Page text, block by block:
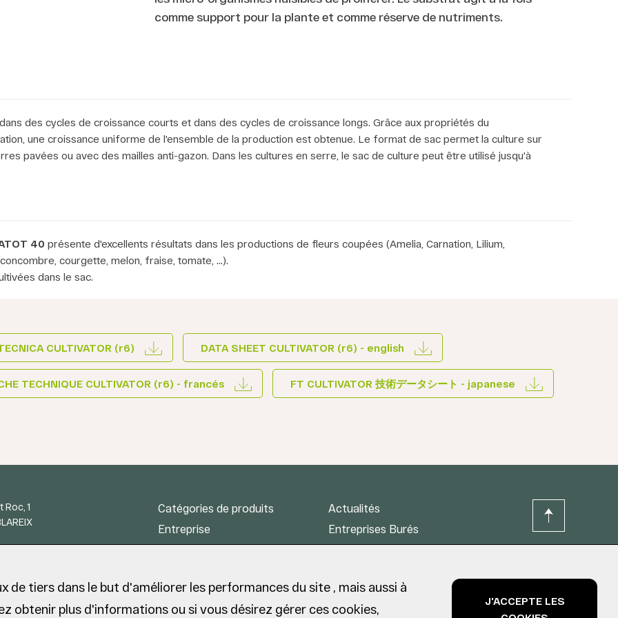
comme support pour la plante et comme réserve de nutriments.
des cycles de croissance courts et dans des cycles de croissance longs. Grâce aux propriétés du
une croissance uniforme de l'ensemble de la production est obtenue. Le format de sac permet la culture sur
pavées ou avec des mailles anti-gazon. Dans les cultures en serre, le sac de culture peut être utilisé jusqu'à
40 présente d'excellents résultats dans les productions de fleurs coupées (Amelia, Carnation, Lilium,
courgette, melon, fraise, tomate, ...).
dans le sac.
CULTIVATOR (r6) DATA SHEET CULTIVATOR (r6) - english
TECHNIQUE CULTIVATOR (r6) - francés FT CULTIVATOR 技術データシート - japanese
Roc, 1
Catégories de produits
Entreprise
Recherche et Développement
Actualités
Entreprises Burés
Contact
tiers dans le but d'améliorer les performances du site , mais aussi à
obtenir plus d'informations ou si vous désirez gérer ces cookies,
J'ACCEPTE LES